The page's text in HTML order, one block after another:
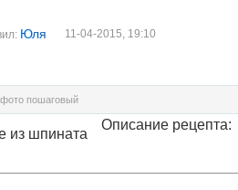
Юля 11-04-2015, 19:10
пошаговый
Описание рецепта: